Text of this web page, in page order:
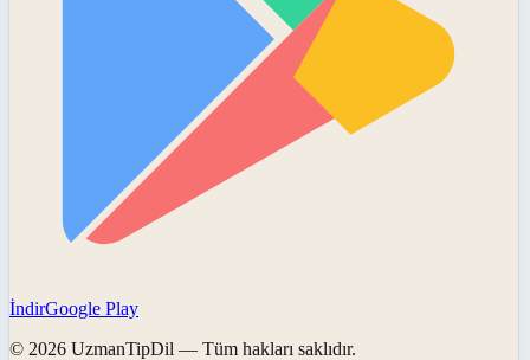
İndirGoogle Play
© 2026 UzmanTipDil — Tüm hakları saklıdır.